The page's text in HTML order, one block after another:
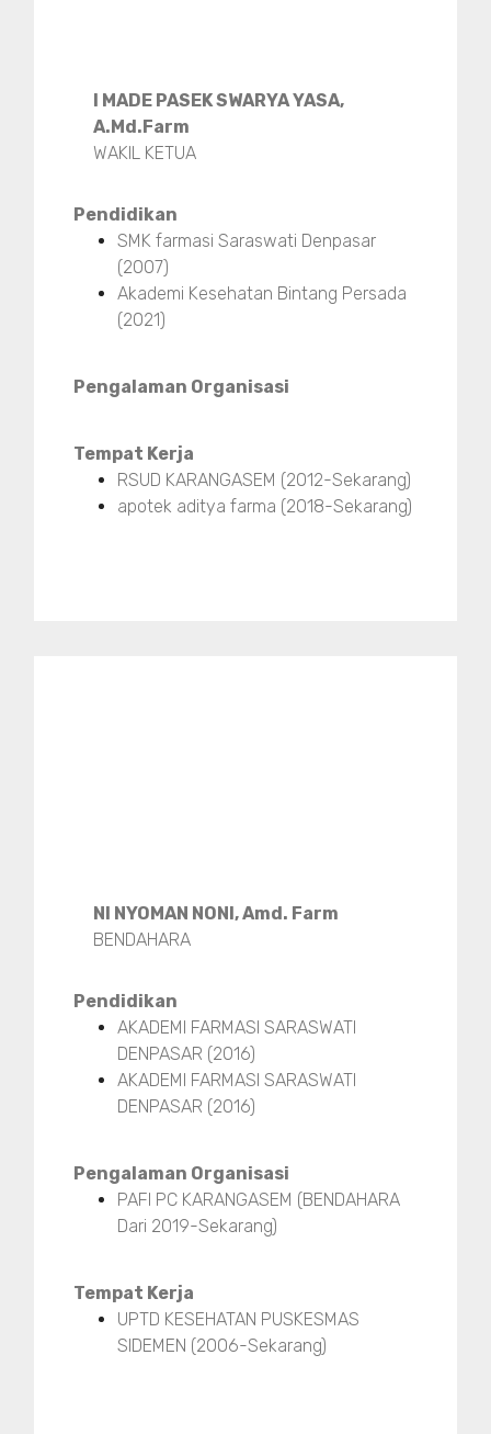
I MADE PASEK SWARYA YASA,
A.Md.Farm
WAKIL KETUA
Pendidikan
SMK farmasi Saraswati Denpasar
(2007)
Akademi Kesehatan Bintang Persada
(2021)
Pengalaman Organisasi
Tempat Kerja
RSUD KARANGASEM (2012-Sekarang)
apotek aditya farma (2018-Sekarang)
NI NYOMAN NONI, Amd. Farm
BENDAHARA
Pendidikan
AKADEMI FARMASI SARASWATI
DENPASAR (2016)
AKADEMI FARMASI SARASWATI
DENPASAR (2016)
Pengalaman Organisasi
PAFI PC KARANGASEM (BENDAHARA
Dari 2019-Sekarang)
Tempat Kerja
UPTD KESEHATAN PUSKESMAS
SIDEMEN (2006-Sekarang)